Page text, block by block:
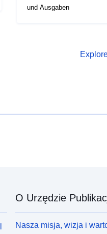
und Ausgaben
O Urzędzie
Nasza misja, wizja i